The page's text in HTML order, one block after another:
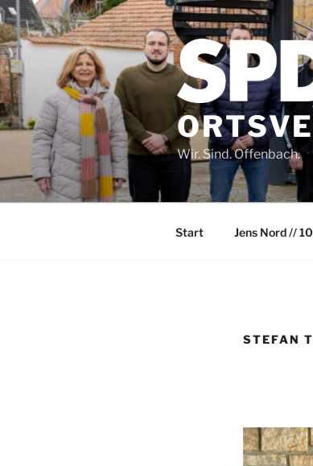
Zum
Inhalt
springen
Wir. Sind. Offenbach.
Start Jens Nord //
STEFAN